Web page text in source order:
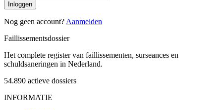
Inloggen
Nog geen account? Aanmelden
Faillissementsdossier
Het complete register van faillissementen, surseances en
schuldsaneringen in Nederland.
54.890 actieve dossiers
INFORMATIE